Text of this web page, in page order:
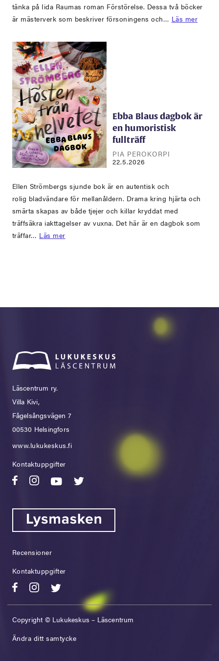
tänka på Iida Raumas roman Förstörelse. Dessa två böcker
är mästerverk som beskriver försoningens och… Läs mer
Ebba Blaus dagbok är
en humoristisk
fullträff
PIA PEROKORPI
22.5.2026
Ellen Strömbergs sjunde bok är en autentisk och
rolig bladvändare för mellanåldern. Drama kring hjärta och
smärta skapas av både tjejer och killar kryddat med
träffsäkra iakttagelser av vuxna. Det här är en dagbok som
träffar… Läs mer
Läscentrum ry.
Villa Kivi,
Fågelsångsvägen 7
00530 Helsingfors
www.lukukeskus.fi
Kontaktuppgifter
Recensioner
Kontaktuppgifter
Copyright © Lukukeskus – Läscentrum
Ändra ditt samtycke